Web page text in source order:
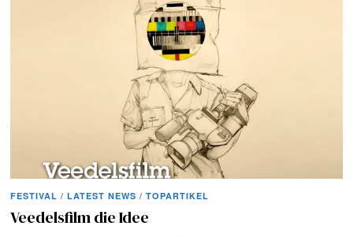
FESTIVAL / LATEST NEWS / TOPARTIKEL
Veedelsfilm die Idee